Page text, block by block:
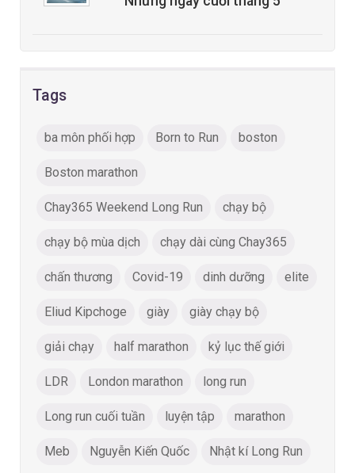
Tags
ba môn phối hợp Born to Run boston
Boston marathon
Chay365 Weekend Long Run chạy bộ
chạy bộ mùa dịch chạy dài cùng Chay365
chấn thương Covid-19 dinh dưỡng elite
Eliud Kipchoge giày giày chạy bộ
giải chạy half marathon kỷ lục thế giới
LDR London marathon long run
Long run cuối tuần luyện tập marathon
Meb Nguyễn Kiến Quốc Nhật kí Long Run